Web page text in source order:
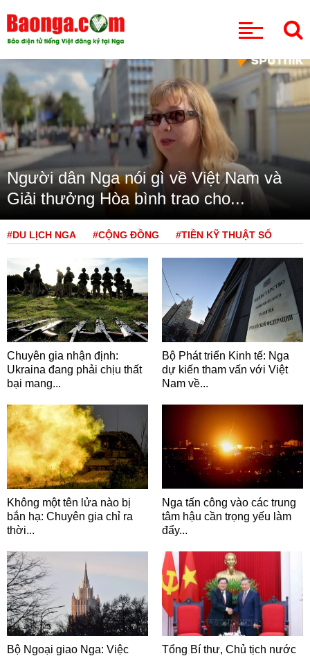
Người dân Nga nói gì về Việt Nam và
Giải thưởng Hòa bình trao cho...
#DU LỊCH NGA #CỘNG ĐỒNG #TIỀN KỸ THUẬT SỐ
Chuyên gia nhận định:
Ukraina đang phải chịu thất
bại mang...
Bộ Phát triển Kinh tế: Nga
dự kiến tham vấn với Việt
Nam về...
Không một tên lửa nào bị
bắn hạ: Chuyên gia chỉ ra
thời...
Nga tấn công vào các trung
tâm hậu cần trọng yếu làm
đẩy...
Bộ Ngoại giao Nga: Việc
Tổng Bí thư, Chủ tịch nước